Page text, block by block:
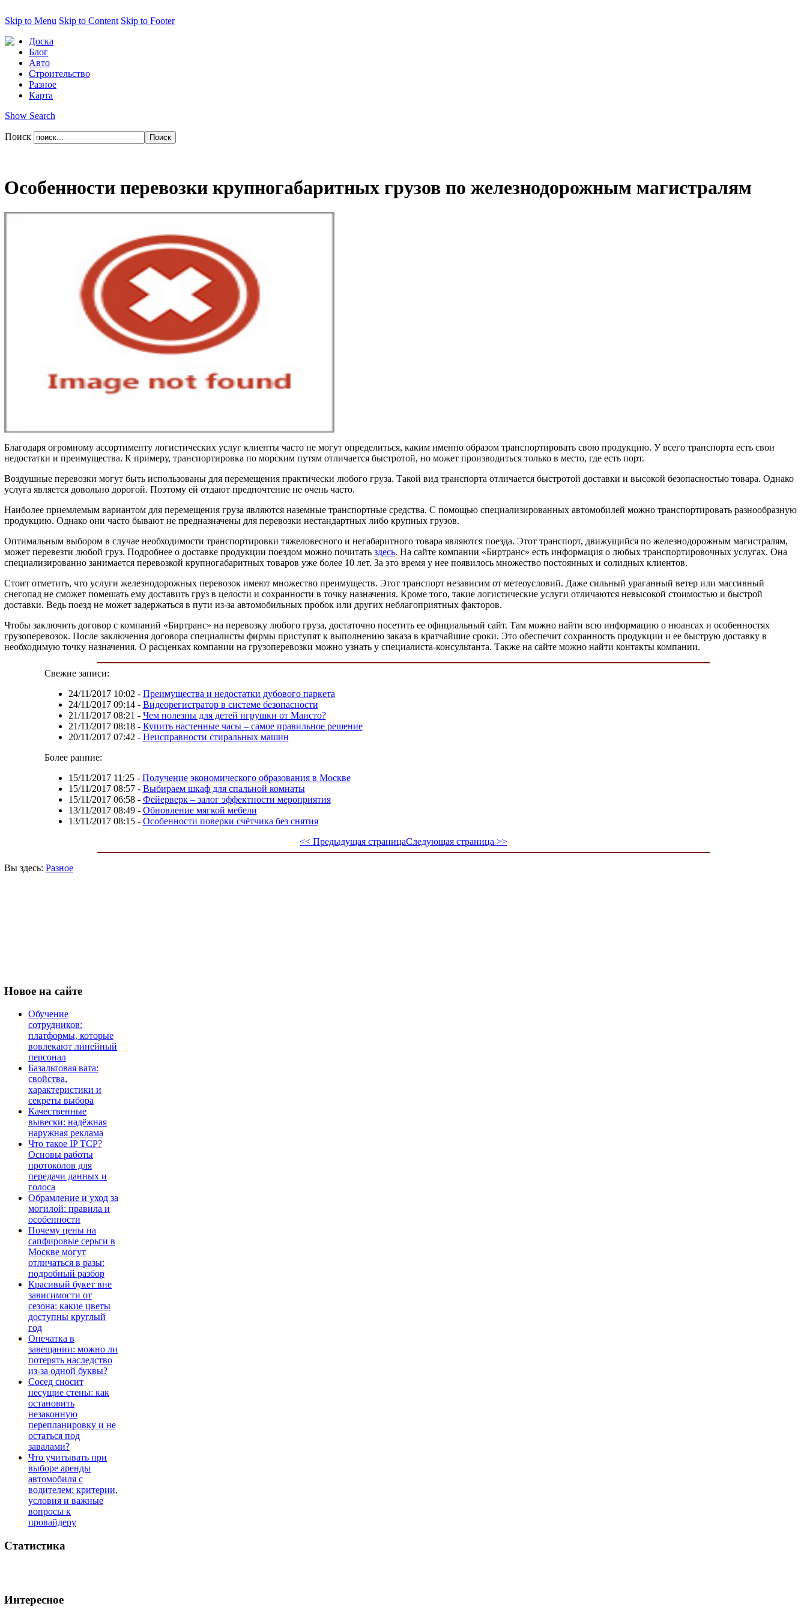
Skip to Menu Skip to Content Skip to Footer
Доска
Блог
Авто
Строительство
Разное
Карта
Show Search
Поиск
Особенности перевозки крупногабаритных грузов по железнодорожным магистралям
Благодаря огромному ассортименту логистических услуг клиенты часто не могут определиться, каким именно образом транспортировать свою продукцию. У всего транспорта есть свои
недостатки и преимущества. К примеру, транспортировка по морским путям отличается быстротой, но может производиться только в место, где есть порт.
Воздушные перевозки могут быть использованы для перемещения практически любого груза. Такой вид транспорта отличается быстротой доставки и высокой безопасностью товара. Однако
услуга является довольно дорогой. Поэтому ей отдают предпочтение не очень часто.
Наиболее приемлемым вариантом для перемещения груза являются наземные транспортные средства. С помощью специализированных автомобилей можно транспортировать разнообразную
продукцию. Однако они часто бывают не предназначены для перевозки нестандартных либо крупных грузов.
Оптимальным выбором в случае необходимости транспортировки тяжеловесного и негабаритного товара являются поезда. Этот транспорт, движущийся по железнодорожным магистралям,
может перевезти любой груз. Подробнее о доставке продукции поездом можно почитать здесь. На сайте компании «Биртранс» есть информация о любых транспортировочных услугах. Она
специализированно занимается перевозкой крупногабаритных товаров уже более 10 лет. За это время у нее появилось множество постоянных и солидных клиентов.
Стоит отметить, что услуги железнодорожных перевозок имеют множество преимуществ. Этот транспорт независим от метеоусловий. Даже сильный ураганный ветер или массивный
снегопад не сможет помешать ему доставить груз в целости и сохранности в точку назначения. Кроме того, такие логистические услуги отличаются невысокой стоимостью и быстрой
доставки. Ведь поезд не может задержаться в пути из-за автомобильных пробок или других неблагоприятных факторов.
Чтобы заключить договор с компаний «Биртранс» на перевозку любого груза, достаточно посетить ее официальный сайт. Там можно найти всю информацию о нюансах и особенностях
грузоперевозок. После заключения договора специалисты фирмы приступят к выполнению заказа в кратчайшие сроки. Это обеспечит сохранность продукции и ее быструю доставку в
необходимую точку назначения. О расценках компании на грузоперевозки можно узнать у специалиста-консультанта. Также на сайте можно найти контакты компании.
Свежие записи:
24/11/2017 10:02 - Преимущества и недостатки дубового паркета
24/11/2017 09:14- Видеорегистратор в системе безопасности
21/11/2017 08:21 - Чем полезны для детей игрушки от Маисто?
21/11/2017 08:18- Купить настенные часы – самое правильное решение
20/11/2017 07:42 - Неисправности стиральных машин
Более ранние:
15/11/2017 11:25- Получение экономического образования в Москве
15/11/2017 08:57- Выбираем шкаф для спальной комнаты
15/11/2017 06:58- Фейерверк – залог эффектности мероприятия
13/11/2017 08:49- Обновление мягкой мебели
13/11/2017 08:15- Особенности поверки счётчика без снятия
<< Предыдущая страницаСледующая страница >>
Вы здесь: Разное
Новое на сайте
Обучение
сотрудников:
платформы, которые
вовлекают линейный
персонал
Базальтовая вата:
свойства,
характеристики и
секреты выбора
Качественные
вывески: надёжная
наружная реклама
Что такое IP TCP?
Основы работы
протоколов для
передачи данных и
голоса
Обрамление и уход за
могилой: правила и
особенности
Почему цены на
сапфировые серьги в
Москве могут
отличаться в разы:
подробный разбор
Красивый букет вне
зависимости от
сезона: какие цветы
доступны круглый
год
Опечатка в
завещании: можно ли
потерять наследство
из-за одной буквы?
Сосед сносит
несущие стены: как
остановить
незаконную
перепланировку и не
остаться под
завалами?
Что учитывать при
выборе аренды
автомобиля с
водителем: критерии,
условия и важные
вопросы к
провайдеру
Статистика
Интересное